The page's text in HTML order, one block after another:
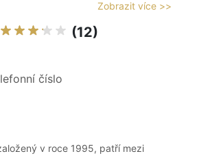
Zobrazit více >>
(12)
číslo
v roce 1995, patří mezi